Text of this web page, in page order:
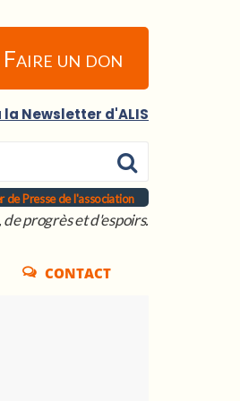
Faire un don
la Newsletter d'ALIS
de Presse de l'association
progrès et d'espoirs.
CONTACT